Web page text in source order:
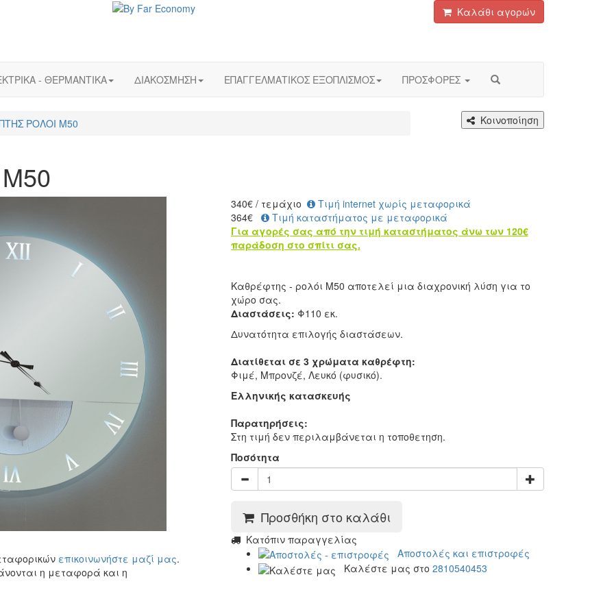
Καλάθι αγορών
- ΘΕΡΜΑΝΤΙΚΑ ΔΙΑΚΟΣΜΗΣΗ ΕΠΑΓΓΕΛΜΑΤΙΚΟΣ ΕΞΟΠΛΙΣΜΟΣ ΠΡΟΣΦΟΡΕΣ
ΡΟΛΟΙ Μ50 Κοινοποίηση
επικοινωνήστε μαζί μας.
η μεταφορά και η
340€ / τεμάχιο
Τιμή internet χωρίς μεταφορικά
364€
Τιμή καταστήματος με μεταφορικά
Για αγορές σας από την τιμή καταστήματος άνω των 120€
παράδοση στο σπίτι σας.
Καθρέφτης - ρολόι M50 αποτελεί μια διαχρονική λύση για το
χώρο σας.
Διαστάσεις: Φ110 εκ.
Δυνατότητα επιλογής διαστάσεων.
Διατίθεται σε 3 χρώματα καθρέφτη:
Φιμέ, Μπρονζέ, Λευκό (φυσικό).
Ελληνικής κατασκευής
Παρατηρήσεις:
Στη τιμή δεν περιλαμβάνεται η τοποθετηση.
Ποσότητα
Προσθήκη στο καλάθι
Kατόπιν παραγγελίας
Αποστολές και επιστροφές
Καλέστε μας στο 2810540453